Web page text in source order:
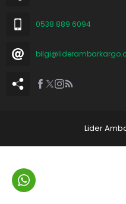
0538 889 6094
Lider